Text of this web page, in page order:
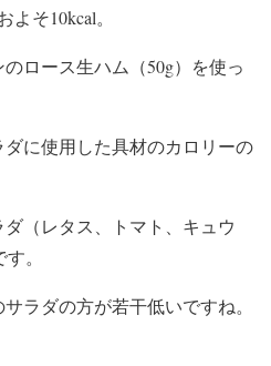
よそ10kcal。
ロース生ハム（50g）を使っ
ダに使用した具材のカロリーの
ダ（レタス、トマト、キュウ
す。
ラダの方が若干低いですね。